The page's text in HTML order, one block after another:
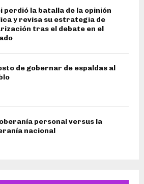
perdió la batalla de la opinión
y revisa su estrategia de
tras el debate en el
de gobernar de espaldas al
personal versus la
nacional